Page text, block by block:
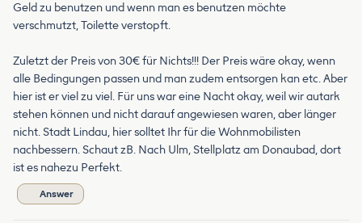
Geld zu benutzen und wenn man es benutzen möchte
verschmutzt, Toilette verstopft.
Zuletzt der Preis von 30€ für Nichts!!! Der Preis wäre okay, wenn
alle Bedingungen passen und man zudem entsorgen kan etc. Aber
hier ist er viel zu viel. Für uns war eine Nacht okay, weil wir autark
stehen können und nicht darauf angewiesen waren, aber länger
nicht. Stadt Lindau, hier solltet Ihr für die Wohnmobilisten
nachbessern. Schaut zB. Nach Ulm, Stellplatz am Donaubad, dort
ist es nahezu Perfekt.
Answer